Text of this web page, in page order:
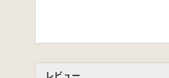
コラム 駒井和愛と渤
レビュー